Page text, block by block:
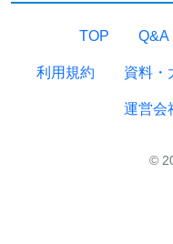
TOP Q&A
利用規約 資料・
運営会
©